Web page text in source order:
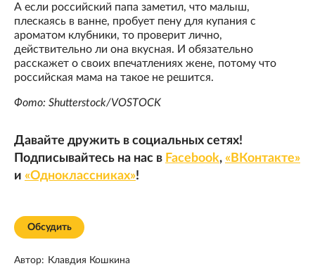
А если российский папа заметил, что малыш,
плескаясь в ванне, пробует пену для купания с
ароматом клубники, то проверит лично,
действительно ли она вкусная. И обязательно
расскажет о своих впечатлениях жене, потому что
российская мама на такое не решится.
Фото: Shutterstock/VOSTOCK
Давайте дружить в социальных сетях!
Подписывайтесь на нас в Facebook, «ВКонтакте»
и «Одноклассниках»!
Обсудить
Автор: Клавдия Кошкина